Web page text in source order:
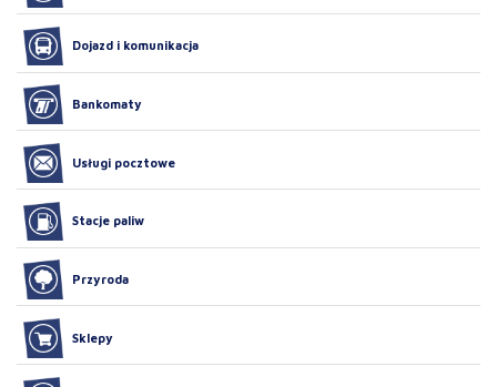
Dojazd i komunikacja
Bankomaty
Usługi pocztowe
Stacje paliw
Przyroda
Sklepy